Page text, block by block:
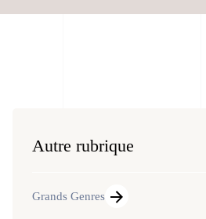
Autre rubrique
Grands Genres